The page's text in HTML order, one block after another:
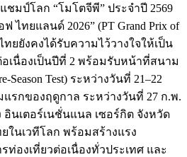
มป์โลก “โมโตจีพี” ประจำปี 2569
ไทยแลนด์ 2026” (PT Grand Prix of
ทยยังคงได้รับความไว้วางใจให้เป็น
เนื่องเป็นปีที่ 2 พร้อมรับหน้าที่สนาม
Test) ระหว่างวันที่ 21–22
รกของฤดูกาล ระหว่างวันที่ 27 ก.พ.
อินเตอร์เนชั่นแนล เซอร์กิต จังหวัด
ในเวทีโลก พร้อมสร้างแรง
ท่องเที่ยวต่อเนื่องทั่วประเทศ และ